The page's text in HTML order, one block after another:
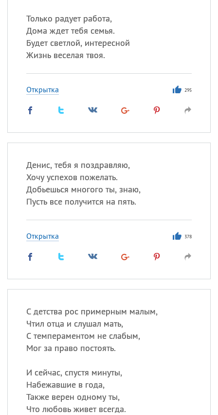
Только радует работа,
Дома ждет тебя семья.
Будет светлой, интересной
Жизнь веселая твоя.
Открытка 295
Денис, тебя я поздравляю,
Хочу успехов пожелать.
Добьешься многого ты, знаю,
Пусть все получится на пять.
Открытка 378
С детства рос примерным малым,
Чтил отца и слушал мать,
С темпераментом не слабым,
Мог за право постоять.
И сейчас, спустя минуты,
Набежавшие в года,
Также верен одному ты,
Что любовь живет всегда.
ИМЕНА
Сегодня празднуют именины
Посмотреть значениеи
происхождение